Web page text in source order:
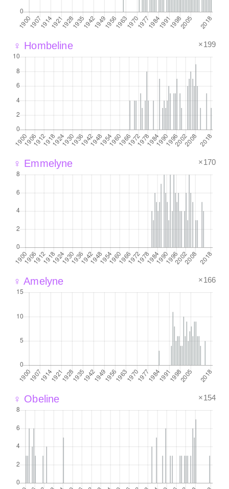
♀ Hombeline ×199
♀ Emmelyne ×170
♀ Amelyne ×166
♀ Obeline ×154